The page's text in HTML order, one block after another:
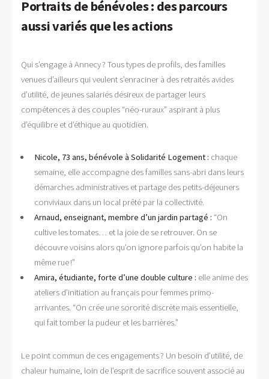
Portraits de bénévoles : des parcours
aussi variés que les actions
Qui s’engage à Annecy ? Tous types de profils, des familles
venues d’ailleurs qui veulent s’enraciner à des retraités avides
d’utilité, de jeunes salariés désireux de partager leurs
compétences à des couples “néo-ruraux” aspirant à plus
d’équilibre et d’éthique au quotidien.
Nicole, 73 ans, bénévole à Solidarité Logement : chaque
semaine, elle accompagne des familles sans-abri dans leurs
démarches administratives et partage des petits-déjeuners
conviviaux dans un local prêté par la collectivité.
Arnaud, enseignant, membre d’un jardin partagé : “On
cultive les tomates… et la joie de se retrouver. On se
découvre voisins alors qu’on ignore parfois qu’on habite la
même rue !”
Amira, étudiante, forte d’une double culture : elle anime des
ateliers d’initiation au français pour femmes primo-
arrivantes. “On crée une sororité discrète mais essentielle,
qui fait tomber la pudeur et les barrières.”
Le point commun de ces engagements ? Un besoin d’utilité, de
chaleur humaine, loin de l’esprit de sacrifice souvent associé au